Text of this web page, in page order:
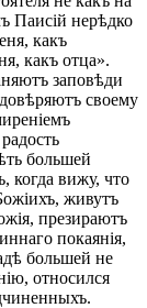
Паисій нерѣдко
какъ
какъ отца».
заповѣди
своему
большей
когда вижу, что
живутъ
презираютъ
покаянія,
большей не
относился